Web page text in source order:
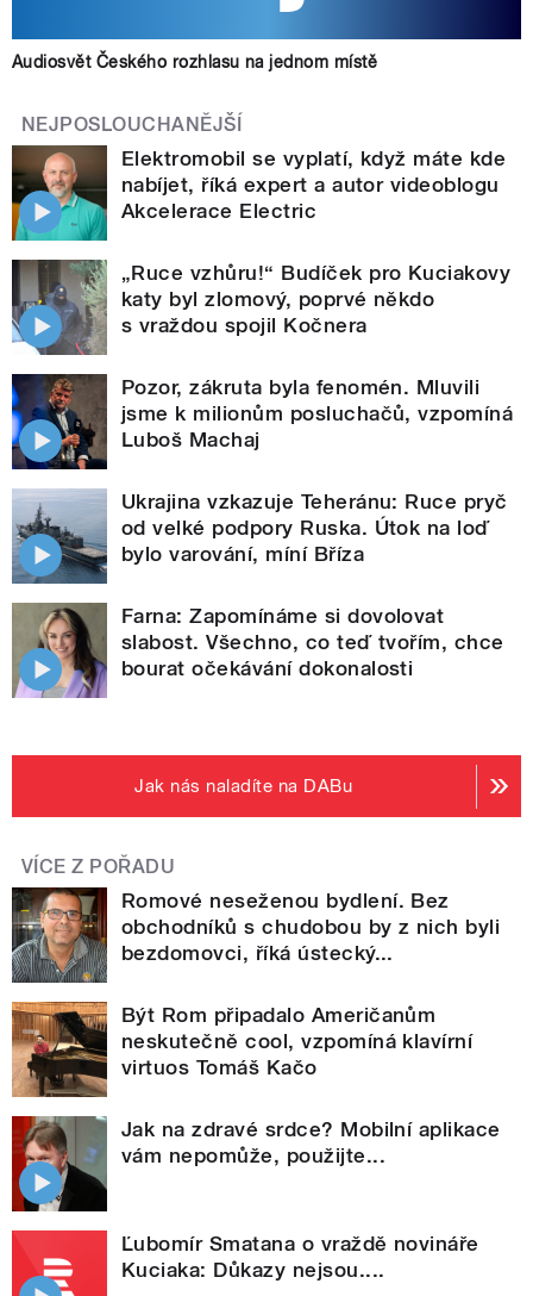
Audiosvět Českého rozhlasu na jednom místě
NEJPOSLOUCHANĚJŠÍ
Elektromobil se vyplatí, když máte kde
nabíjet, říká expert a autor videoblogu
Akcelerace Electric
„Ruce vzhůru!“ Budíček pro Kuciakovy
katy byl zlomový, poprvé někdo
s vraždou spojil Kočnera
Pozor, zákruta byla fenomén. Mluvili
jsme k milionům posluchačů, vzpomíná
Luboš Machaj
Ukrajina vzkazuje Teheránu: Ruce pryč
od velké podpory Ruska. Útok na loď
bylo varování, míní Bříza
Farna: Zapomínáme si dovolovat
slabost. Všechno, co teď tvořím, chce
bourat očekávání dokonalosti
Jak nás naladíte na DABu
VÍCE Z POŘADU
Romové neseženou bydlení. Bez
obchodníků s chudobou by z nich byli
bezdomovci, říká ústecký...
Být Rom připadalo Američanům
neskutečně cool, vzpomíná klavírní
virtuos Tomáš Kačo
Jak na zdravé srdce? Mobilní aplikace
vám nepomůže, použijte...
Ľubomír Smatana o vraždě novináře
Kuciaka: Důkazy nejsou....